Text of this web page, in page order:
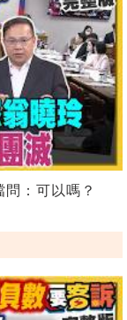
：可以嗎？